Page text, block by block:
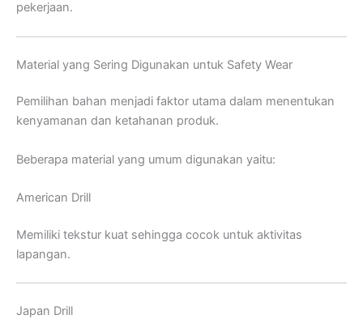
pekerjaan.
Material yang Sering Digunakan untuk Safety Wear
Pemilihan bahan menjadi faktor utama dalam menentukan
kenyamanan dan ketahanan produk.
Beberapa material yang umum digunakan yaitu:
American Drill
Memiliki tekstur kuat sehingga cocok untuk aktivitas
lapangan.
Japan Drill